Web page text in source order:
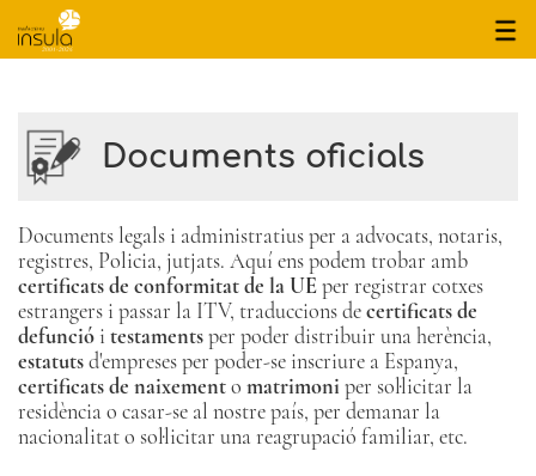
serveis
tarifes
contacte
Avisos legals
Política de privacitat
Política de cookies
Mapa del web
Documents oficials
Documents legals i administratius per a advocats, notaris,
registres, Policia, jutjats. Aquí ens podem trobar amb
certificats de conformitat de la UEper registrar cotxes
estrangers i passar la ITV, traduccions decertificats de
defunció i testamentsper poder distribuir una herència,
estatutsd'empreses per poder-se inscriure a Espanya,
certificats de naixemento matrimoni per sol·licitar la
residència o casar-se al nostre país, per demanar la
nacionalitat o sol·licitar una reagrupació familiar, etc.